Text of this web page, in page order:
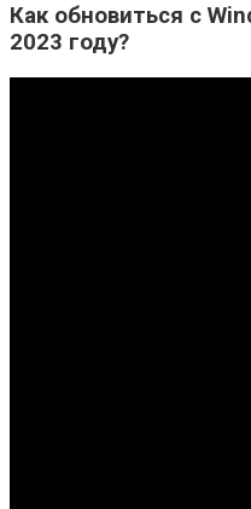
Как обновиться с
2023 году?